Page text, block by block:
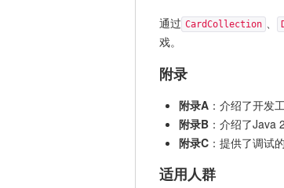
通过 CardCollection 、
戏。
附录
附录A ：介绍了开发
附录B ：介绍了Java
附录C ：提供了调试
适用人群